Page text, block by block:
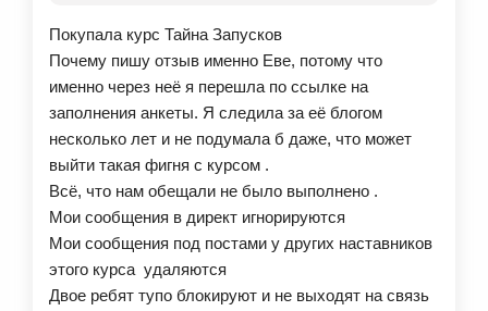
Покупала курс Тайна Запусков
Почему пишу отзыв именно Еве, потому что
именно через неё я перешла по ссылке на
заполнения анкеты. Я следила за её блогом
несколько лет и не подумала б даже, что может
выйти такая фигня с курсом .
Всё, что нам обещали не было выполнено .
Мои сообщения в директ игнорируются
Мои сообщения под постами у других наставников
этого курса удаляются
Двое ребят тупо блокируют и не выходят на связь